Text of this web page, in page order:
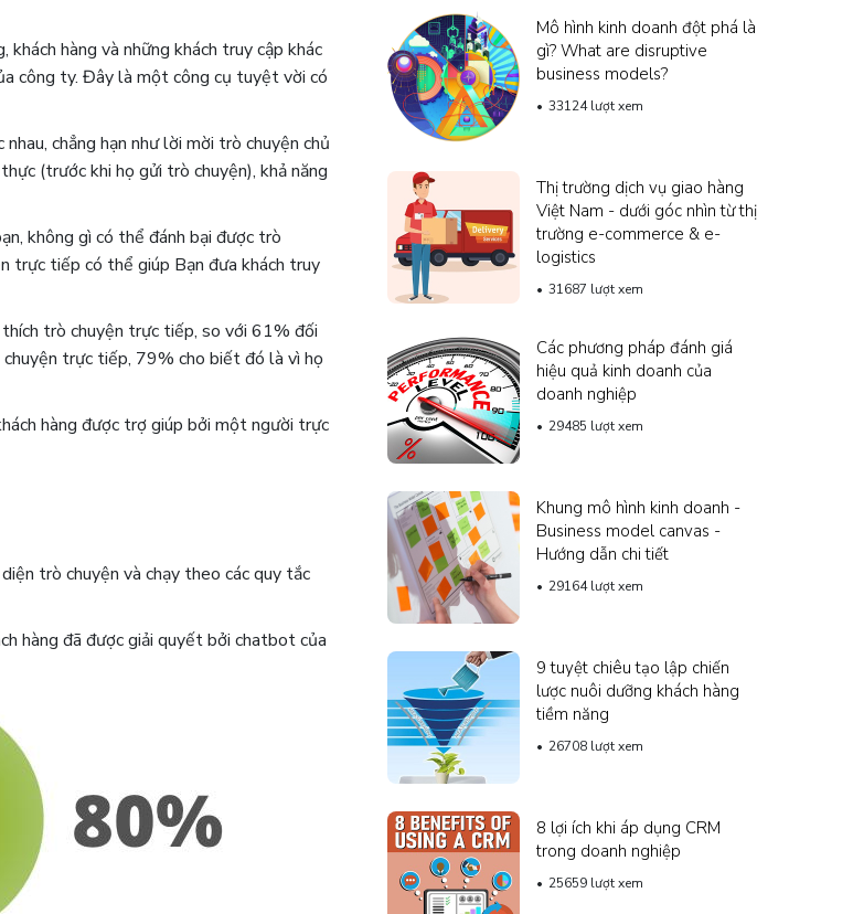
Mô hình kinh doanh đột phá là
gì? What are disruptive
business models?
33124 lượt xem
Thị trường dịch vụ giao hàng
Việt Nam - dưới góc nhìn từ thị
trường e-commerce & e-
logistics
31687 lượt xem
Các phương pháp đánh giá
hiệu quả kinh doanh của
doanh nghiệp
29485 lượt xem
Khung mô hình kinh doanh -
Business model canvas -
Hướng dẫn chi tiết
29164 lượt xem
9 tuyệt chiêu tạo lập chiến
lược nuôi dưỡng khách hàng
tiềm năng
26708 lượt xem
8 lợi ích khi áp dụng CRM
trong doanh nghiệp
25659 lượt xem
hàng và những khách truy cập khác
công ty. Đây là một công cụ tuyệt vời có
chẳng hạn như lời mời trò chuyện chủ
(trước khi họ gửi trò chuyện), khả năng
không gì có thể đánh bại được trò
trực tiếp có thể giúp Bạn đưa khách truy
trò chuyện trực tiếp, so với 61% đối
trực tiếp, 79% cho biết đó là vì họ
hàng được trợ giúp bởi một người trực
trò chuyện và chạy theo các quy tắc
hàng đã được giải quyết bởi chatbot của